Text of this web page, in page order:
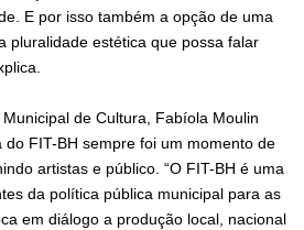
E por isso também a opção de uma
pluralidade estética que possa falar
de Cultura, Fabíola Moulin
FIT-BH sempre foi um momento de
artistas e público. “O FIT-BH é uma
da política pública municipal para as
em diálogo a produção local, nacional